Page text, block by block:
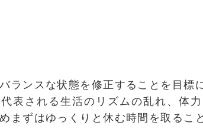
ランスな状態を修正することを目標
表される生活のリズムの乱れ、体
まずはゆっくりと休む時間を取るこ